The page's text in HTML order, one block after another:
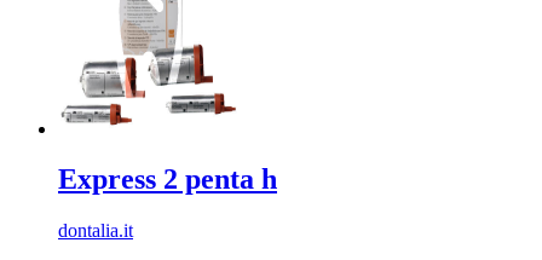
Express 2 penta h
dontalia.it